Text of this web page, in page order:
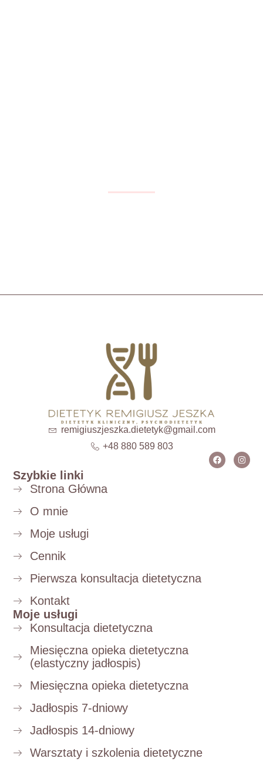
remigiuszjeszka.dietetyk@gmail.com
+48 880 589 803
Szybkie linki
Strona Główna
O mnie
Moje usługi
Cennik
Pierwsza konsultacja dietetyczna
Kontakt
Moje usługi
Konsultacja dietetyczna
Miesięczna opieka dietetyczna
(elastyczny jadłospis)
Miesięczna opieka dietetyczna
Jadłospis 7-dniowy
Jadłospis 14-dniowy
Warsztaty i szkolenia dietetyczne